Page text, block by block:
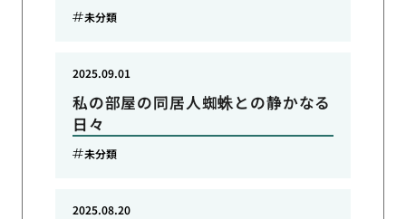
未分類
私の部屋の同居人蜘蛛との静かなる
日々
2025.09.01
未分類
2025.08.20